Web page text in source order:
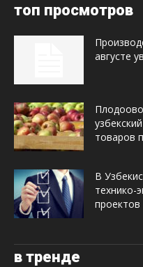
топ просмотров
августе
товаров
В
технико-
проектов
в тренде